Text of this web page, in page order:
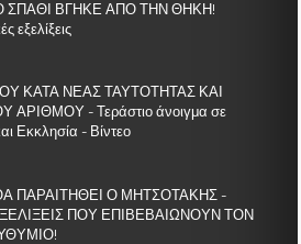
ΣΠΑΘΙ ΒΓΗΚΕ ΑΠΟ ΤΗΝ ΘΗΚΗ!
εξελίξεις
ΚΑΤΑ ΝΕΑΣ ΤΑΥΤΟΤΗΤΑΣ ΚΑΙ
ΑΡΙΘΜΟΥ - Τεράστιο άνοιγμα σε
Εκκλησία - Βίντεο
ΠΑΡΑΙΤΗΘΕΙ Ο ΜΗΤΣΟΤΑΚΗΣ -
ΠΟΥ ΕΠΙΒΕΒΑΙΩΝΟΥΝ ΤΟΝ